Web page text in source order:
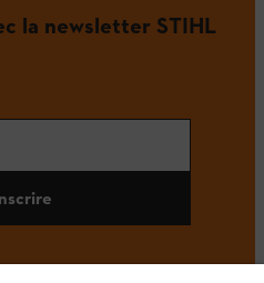
la newsletter STIHL